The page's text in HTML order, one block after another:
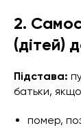
2.
(дітей)
Підстава:
батьки, якщо
помер,